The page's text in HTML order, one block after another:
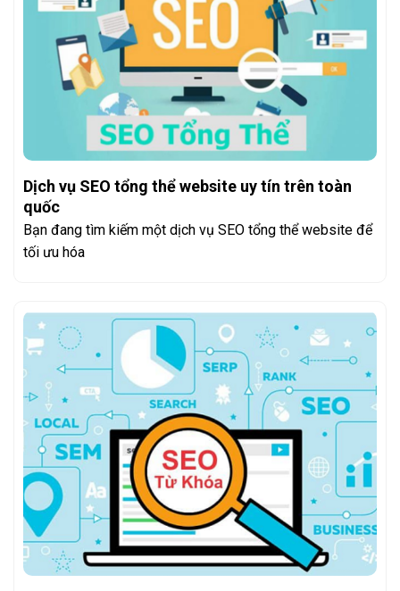
Dịch vụ SEO tổng thể website uy tín trên toàn
quốc
Bạn đang tìm kiếm một dịch vụ SEO tổng thể website để
tối ưu hóa